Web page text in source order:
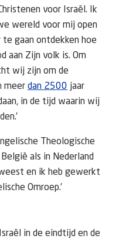
voor Israël. Ik
wereld voor mij open
gaan ontdekken hoe
aan Zijn volk is. Om
wij zijn om de
meer dan 2500 jaar
in de tijd waarin wij
Theologische
als in Nederland
en ik heb gewerkt
Omroep.’
in de eindtijd en de